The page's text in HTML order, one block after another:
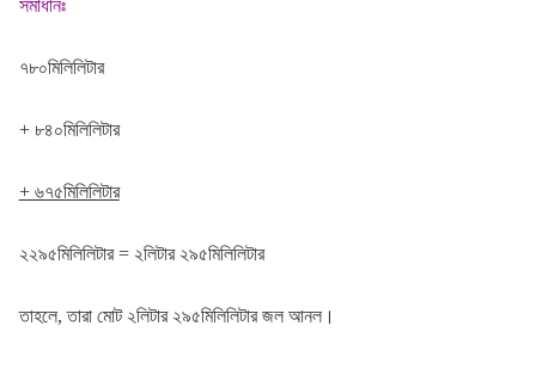
সমাধানঃ
৭৮০মিলিলিটার
+ ৮৪০মিলিলিটার
+ ৬৭৫মিলিলিটার
২২৯৫মিলিলিটার = ২লিটার ২৯৫মিলিলিটার
তাহলে, তারা মোট ২লিটার ২৯৫মিলিলিটার জল আনল।